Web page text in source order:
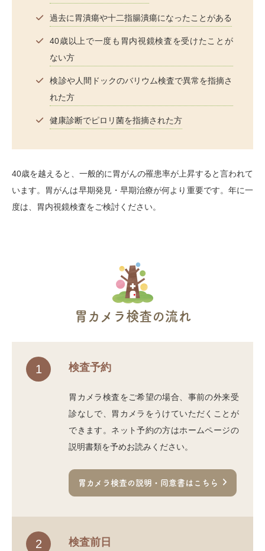
過去に胃潰瘍や十二指腸潰瘍になったことがある
40歳以上で一度も胃内視鏡検査を受けたことが
ない方
検診や人間ドックのバリウム検査で異常を指摘さ
れた方
健康診断でピロリ菌を指摘された方
40歳を越えると、一般的に胃がんの罹患率が上昇すると言われて
います。胃がんは早期発見・早期治療が何より重要です。年に一
度は、胃内視鏡検査をご検討ください。
胃カメラ検査の流れ
1 検査予約
胃カメラ検査をご希望の場合、事前の外来受
診なしで、胃カメラをうけていただくことが
できます。ネット予約の方はホームページの
説明書類を予めお読みください。
胃カメラ検査の説明・同意書はこちら
2 検査前日